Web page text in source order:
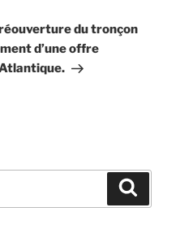
du tronçon
d’une offre